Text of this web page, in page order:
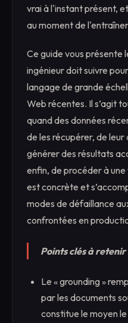
vrai à l'instant présent,
au moment de
Ce guide vous présente
ingénieur doit suivre
langage de grande
Web récentes. Il s’agit
quand des données
de les récupérer, de
générer des résultats
enfin, de procéder à
est concrète et
modes de défaillance
confrontées en
Points clés à retenir
Le « grounding »
par les documents
constitue le moyen